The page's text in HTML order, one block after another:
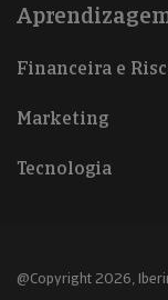
Financeira e
Marketing
Tecnologia
@Copyright 2026,